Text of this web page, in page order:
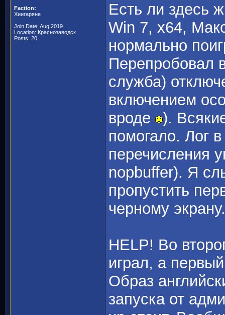
Faction:
Хиигаряне
Join Date: Aug 2019
Location: Краснозаводск
Posts: 20
Есть ли здесь
Win 7, x64,
нормально
Перепробовал
служба)
включением
вроде
).
помогало. Лог
перечисления
nopbuffer). Я
пропустить
черному
HELP! Во
играл, а
Образ
запуска от